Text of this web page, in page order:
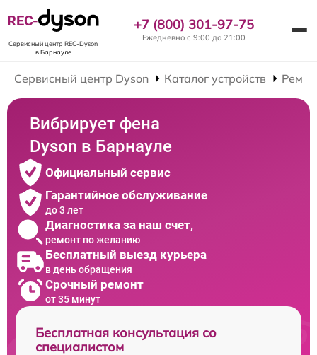
REC-
Сервисный центр REC-Dyson
в Барнауле
+7 (800) 301-97-75
Ежедневно с 9:00 до 21:00
Сервисный центр Dyson Каталог устройств
Вибрирует фена
Dyson в Барнауле
Официальный сервис
Гарантийное обслуживание
до 3 лет
Диагностика за наш счет,
ремонт по желанию
Бесплатный выезд курьера
в день обращения
Срочный ремонт
от 35 минут
Бесплатная консультация со
специалистом